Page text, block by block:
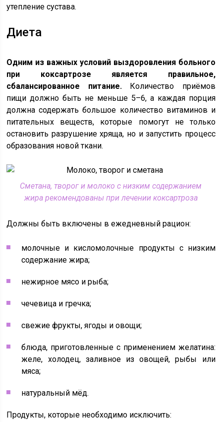
утепление сустава.
Диета
Одним из важных условий выздоровления больного
при коксартрозе является правильное,
сбалансированное питание.Количество приёмов
пищи должно быть не меньше 5–6, а каждая порция
должна содержать большое количество витаминов и
питательных веществ, которые помогут не только
остановить разрушение хряща, но и запустить процесс
образования новой ткани.
Сметана, творог и молоко с низким содержанием
жира рекомендованы при лечении коксартроза
Должны быть включены в ежедневный рацион:
молочные и кисломолочные продукты с низким
содержание жира;
нежирное мясо и рыба;
чечевица и гречка;
свежие фрукты, ягоды и овощи;
блюда, приготовленные с применением желатина:
желе, холодец, заливное из овощей, рыбы или
мяса;
натуральный мёд.
Продукты, которые необходимо исключить: